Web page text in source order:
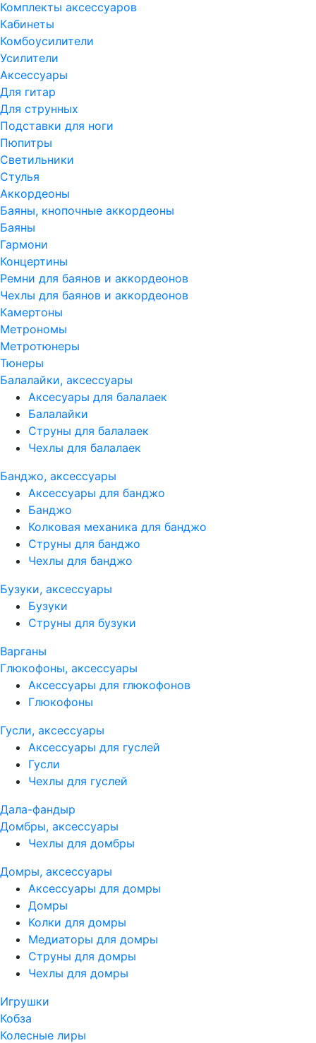
Комплекты аксессуаров
Кабинеты
Комбоусилители
Усилители
Аксессуары
Для гитар
Для струнных
Подставки для ноги
Пюпитры
Светильники
Стулья
Аккордеоны
Баяны, кнопочные аккордеоны
Баяны
Гармони
Концертины
Ремни для баянов и аккордеонов
Чехлы для баянов и аккордеонов
Камертоны
Метрономы
Метротюнеры
Тюнеры
Балалайки, аксессуары
Аксесуары для балалаек
Балалайки
Струны для балалаек
Чехлы для балалаек
Банджо, аксессуары
Аксессуары для банджо
Банджо
Колковая механика для банджо
Струны для банджо
Чехлы для банджо
Бузуки, аксессуары
Бузуки
Струны для бузуки
Варганы
Глюкофоны, аксессуары
Аксессуары для глюкофонов
Глюкофоны
Гусли, аксессуары
Аксессуары для гуслей
Гусли
Чехлы для гуслей
Дала-фандыр
Домбры, аксессуары
Чехлы для домбры
Домры, аксессуары
Аксессуары для домры
Домры
Колки для домры
Медиаторы для домры
Струны для домры
Чехлы для домры
Игрушки
Кобза
Колесные лиры